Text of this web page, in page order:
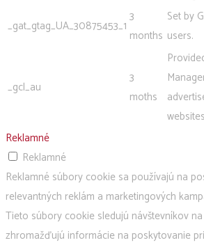
_gat_gtag_UA_30875453_1
3
months
Set by
users.
_gcl_au
3
moths
Reklamné
Reklamné
Reklamné súbory cookie sa používajú na
relevantných reklám a marketingových
Tieto súbory cookie sledujú návštevníkov
zhromažďujú informácie na poskytovanie